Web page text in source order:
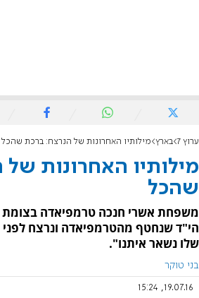
ערוץ 7 בארץ מילותיו האחרונות של הנרצח: ברכת שהכל
מילותיו האחרונות
שהכל
משפחת אשרי חנכה טרמפיאדה בצומת
הי"ד שנחטף מהטרמפיאדה ונרצח
שלו נשאר איתנו".
בני טוקר
19.07.16, 15:24